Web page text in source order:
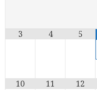
3 4 5
10 11 12